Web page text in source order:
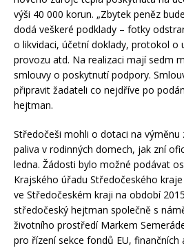
výši 40 000 korun. „Zbytek peněz
dodá veškeré podklady – fotky
o likvidaci, účetní doklady, protokol o
provozu atd. Na realizaci mají sedm
smlouvy o poskytnutí podpory.
připravit žadateli co nejdříve po
hejtman.
Středočeši mohli o dotaci na výměnu
paliva v rodinných domech, jak zní
ledna. Žádosti bylo možné podávat
Krajského úřadu Středočeského
ve Středočeském kraji na období
středočeský hejtman společně s
životního prostředí Markem
pro řízení sekce fondů EU,